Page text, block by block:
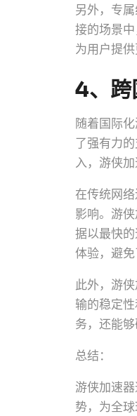
另外，专
接的场景
为用户提
4、跨
随着国际
了强有力
入，游侠
在传统网
影响。游
据以最快
体验，避免
此外，游
输的稳定
务，还能
总结：
游侠加速
势，为全